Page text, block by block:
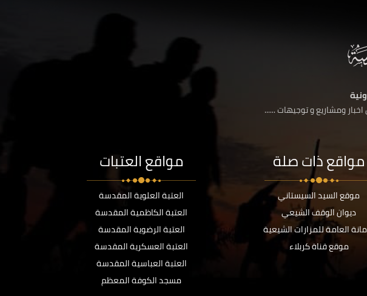
ومشاريع و توجيهات ......
مواقع ذات صلة
موقع السيد السيستاني
ديوان الوقف الشيعي
العامة للمزارات الشيعية
موقع قناة كربلاء
مواقع العتبات
العتبة العلوية المقدسة
العتبة الكاظمية المقدسة
العتبة الرضوية المقدسة
العتبة العسكرية المقدسة
العتبة العباسية المقدسة
مسجد الكوفة المعظم